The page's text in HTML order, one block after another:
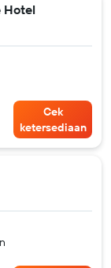
Hotel
Cek
ketersediaan